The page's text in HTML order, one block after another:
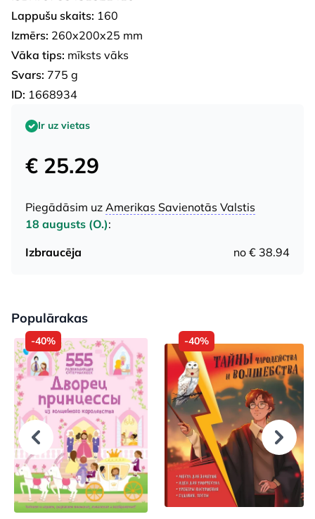
Lappušu skaits: 160
Izmērs: 260x200x25 mm
Vāka tips: mīksts vāks
Svars: 775 g
ID: 1668934
Ir uz vietas
€ 25.29
Piegādāsim uz Amerikas Savienotās Valstis
18 augusts (O.):
Izbraucēja
no € 38.94
Populārakas
-40% -40%